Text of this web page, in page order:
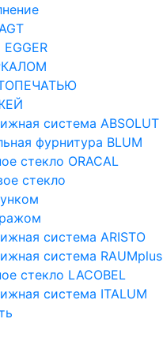
система ABSOLUT
фурнитура BLUM
стекло ORACAL
стекло
система ARISTO
система RAUMplus
стекло LACOBEL
система ITALUM